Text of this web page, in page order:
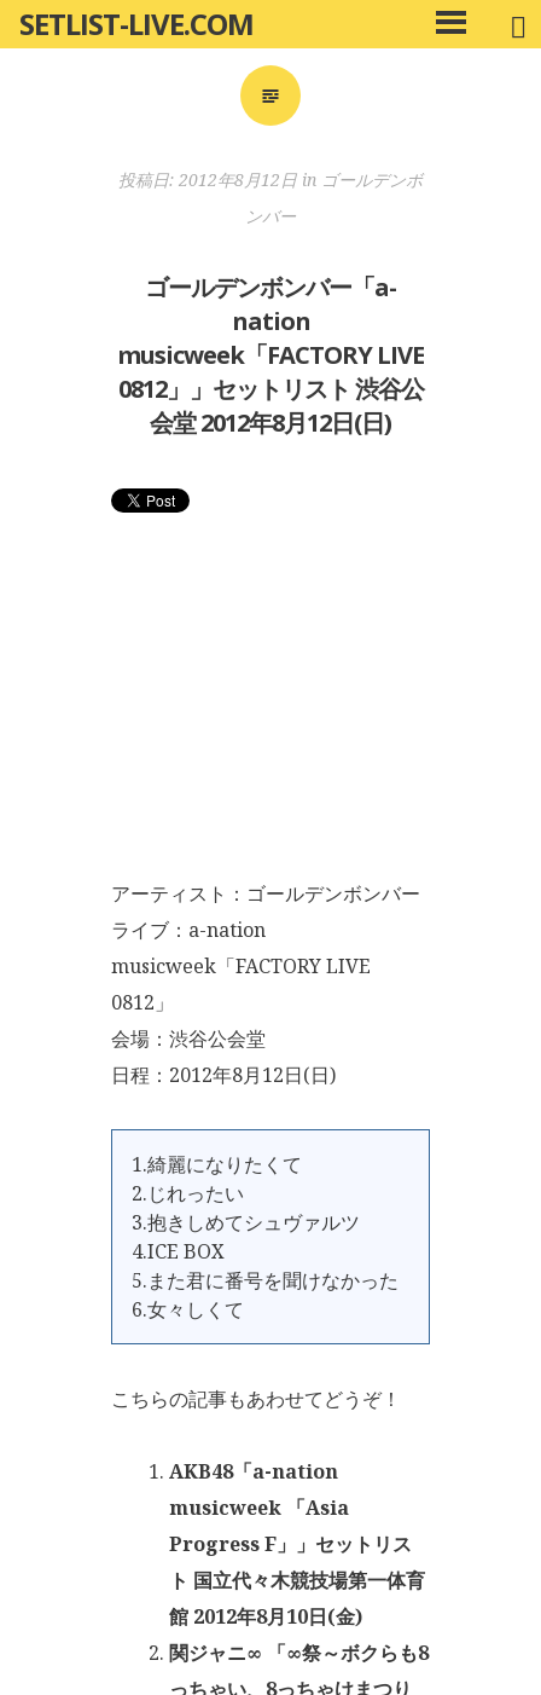
ン
SETLIST-LIVE.COM
メ
イ
投稿日: 2012年8月12日 in ゴールデンボ
ンバー
ゴールデンボンバー「a-
nation
musicweek「FACTORY LIVE
0812」」セットリスト 渋谷公
会堂 2012年8月12日(日)
アーティスト：ゴールデンボンバー
ライブ：a-nation
musicweek「FACTORY LIVE
0812」
会場：渋谷公会堂
日程：2012年8月12日(日)
1.綺麗になりたくて
2.じれったい
3.抱きしめてシュヴァルツ
4.ICE BOX
5.また君に番号を聞けなかった
6.女々しくて
こちらの記事もあわせてどうぞ！
AKB48「a-nation
musicweek 「Asia
Progress F」」セットリス
ト 国立代々木競技場第一体育
館 2012年8月10日(金)
関ジャニ∞ 「∞祭～ボクらも8
っちゃい、8っちゃけまつり